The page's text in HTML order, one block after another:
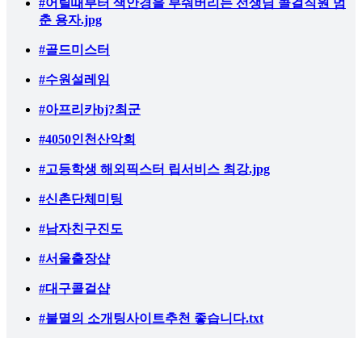
#어릴때부터 색안경을 부숴버리는 선생님 콜걸직원 멈
춘 용자.jpg
#골드미스터
#수원설레임
#아프리카bj?최군
#4050인천산악회
#고등학생 해외픽스터 립서비스 최강.jpg
#신촌단체미팅
#남자친구진도
#서울출장샵
#대구콜걸샵
#불멸의 소개팅사이트추천 좋습니다.txt